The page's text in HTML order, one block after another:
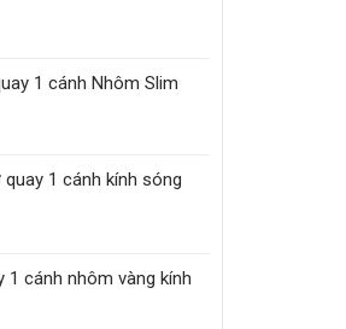
1 cánh Nhôm Slim
1 cánh kính sóng
1 cánh nhôm vàng kính